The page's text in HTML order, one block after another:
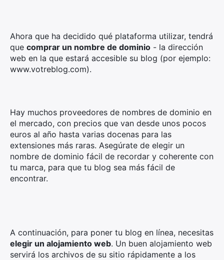
Ahora que ha decidido qué plataforma utilizar, tendrá
que comprar un nombre de dominio - la dirección
web en la que estará accesible su blog (por ejemplo:
www.votreblog.com).
Hay muchos proveedores de nombres de dominio en
el mercado, con precios que van desde unos pocos
euros al año hasta varias docenas para las
extensiones más raras. Asegúrate de elegir un
nombre de dominio fácil de recordar y coherente con
tu marca, para que tu blog sea más fácil de
encontrar.
A continuación, para poner tu blog en línea, necesitas
elegir un alojamiento web. Un buen alojamiento web
servirá los archivos de su sitio rápidamente a los
×
Busca: